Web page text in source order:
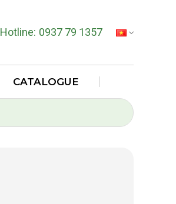
Hotline: 0937 79 1357
CATALOGUE